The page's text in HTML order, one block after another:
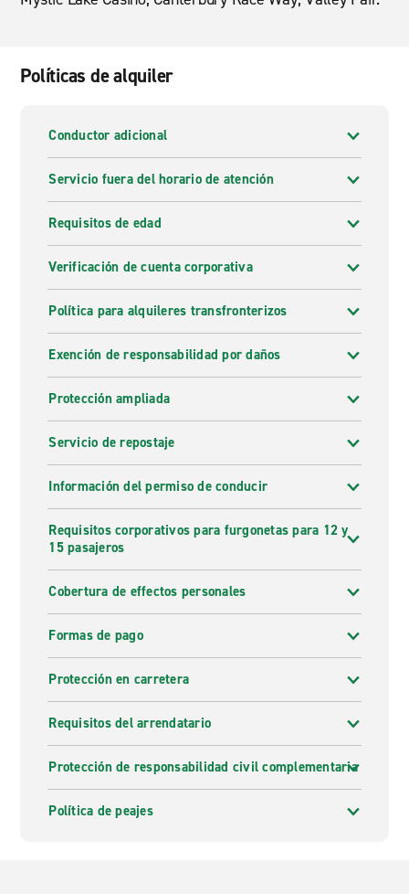
Políticas de alquiler
Conductor adicional
Servicio fuera del horario de atención
Requisitos de edad
Verificación de cuenta corporativa
Política para alquileres transfronterizos
Exención de responsabilidad por daños
Protección ampliada
Servicio de repostaje
Información del permiso de conducir
Requisitos corporativos para furgonetas para 12 y
15 pasajeros
Cobertura de effectos personales
Formas de pago
Protección en carretera
Requisitos del arrendatario
Protección de responsabilidad civil complementaria
Política de peajes